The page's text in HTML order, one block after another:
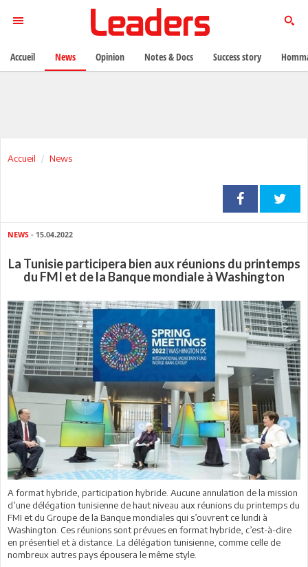
Accueil News
NEWS - 15.04.2022
La Tunisie participera bien aux réunions du printemps
du FMI et de la Banque mondiale à Washington
A format hybride, participation hybride. Aucune annulation de la mission
d’une délégation tunisienne de haut niveau aux réunions du printemps du
FMI et du Groupe de la Banque mondiales qui s’ouvrent ce lundi à
Washington. Ces réunions sont prévues en format hybride, c’est-à-dire
en présentiel et à distance. La délégation tunisienne, comme celle de
nombreux autres pays épousera le même style.
Accueil News Opinion Notes & Docs Success story